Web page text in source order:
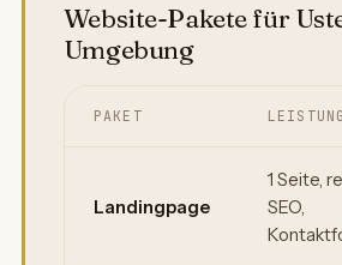
Website-Pakete für
Umgebung
PAKET
Landingpage
1 Seite,
SEO,